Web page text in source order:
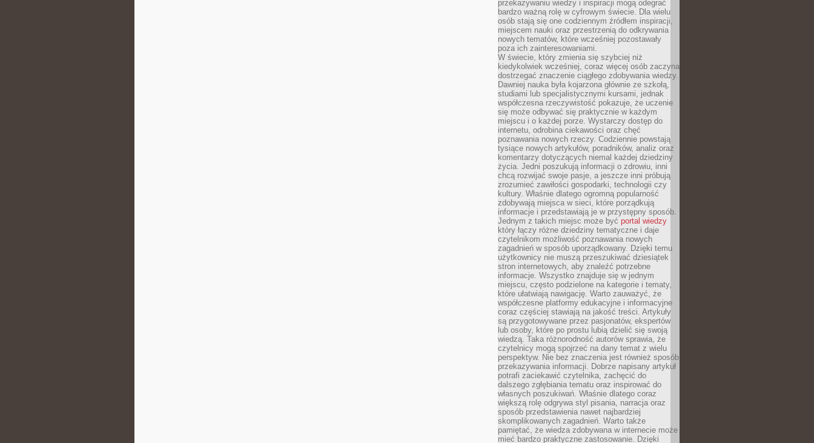
przekazywaniu wiedzy i inspiracji mogą odegrać
bardzo ważną rolę w cyfrowym świecie. Dla wielu
osób stają się one codziennym źródłem inspiracji,
miejscem nauki oraz przestrzenią do odkrywania
nowych tematów, które wcześniej pozostawały
poza ich zainteresowaniami.
W świecie, który zmienia się szybciej niż
kiedykolwiek wcześniej, coraz więcej osób zaczyna
dostrzegać znaczenie ciągłego zdobywania wiedzy.
Dawniej nauka była kojarzona głównie ze szkołą,
studiami lub specjalistycznymi kursami, jednak
współczesna rzeczywistość pokazuje, że uczenie
się może odbywać się praktycznie w każdym
miejscu i o każdej porze. Wystarczy dostęp do
internetu, odrobina ciekawości oraz chęć
poznawania nowych rzeczy. Codziennie powstają
tysiące nowych artykułów, poradników, analiz oraz
komentarzy dotyczących niemal każdej dziedziny
życia. Jedni poszukują informacji o zdrowiu, inni
chcą rozwijać swoje pasje, a jeszcze inni próbują
zrozumieć zawiłości gospodarki, technologii czy
kultury. Właśnie dlatego ogromną popularność
zdobywają miejsca w sieci, które porządkują
informacje i przedstawiają je w przystępny sposób.
Jednym z takich miejsc może być portal wiedzy
który łączy różne dziedziny tematyczne i daje
czytelnikom możliwość poznawania nowych
zagadnień w sposób uporządkowany. Dzięki temu
użytkownicy nie muszą przeszukiwać dziesiątek
stron internetowych, aby znaleźć potrzebne
informacje. Wszystko znajduje się w jednym
miejscu, często podzielone na kategorie i tematy,
które ułatwiają nawigację. Warto zauważyć, że
współczesne platformy edukacyjne i informacyjne
coraz częściej stawiają na jakość treści. Artykuły
są przygotowywane przez pasjonatów, ekspertów
lub osoby, które po prostu lubią dzielić się swoją
wiedzą. Taka różnorodność autorów sprawia, że
czytelnicy mogą spojrzeć na dany temat z wielu
perspektyw. Nie bez znaczenia jest również sposób
przekazywania informacji. Dobrze napisany artykuł
potrafi zaciekawić czytelnika, zachęcić do
dalszego zgłębiania tematu oraz inspirować do
własnych poszukiwań. Właśnie dlatego coraz
większą rolę odgrywa styl pisania, narracja oraz
sposób przedstawienia nawet najbardziej
skomplikowanych zagadnień. Warto także
pamiętać, że wiedza zdobywana w internecie może
mieć bardzo praktyczne zastosowanie. Dzięki